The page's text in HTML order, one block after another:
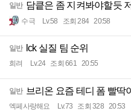
일반 담킅은 좀 지켜봐야할듯
수극 Lv.58 조회 284 20:58
일반 lck 실질 팀 순위
희려 Lv.24 조회 661 20:55
일반 브리온 요즘 테디 폼 빨딱
엑페사랑해요 Lv.73 조회 328 20:53